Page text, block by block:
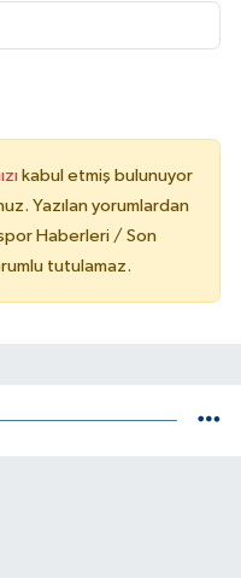
kabul etmiş bulunuyor
Yazılan yorumlardan
Haberleri / Son
tutulamaz.